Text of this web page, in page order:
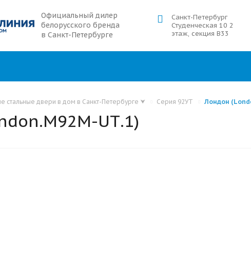
Официальный дилер
белорусского бренда
в Санкт-Петербурге
Санкт-Петербург
Студенческая 10 2
этаж, секция В33
стальные двери в дом в Санкт-Петербурге ⮟ Серия 92УТ Лондон
UТ.1)